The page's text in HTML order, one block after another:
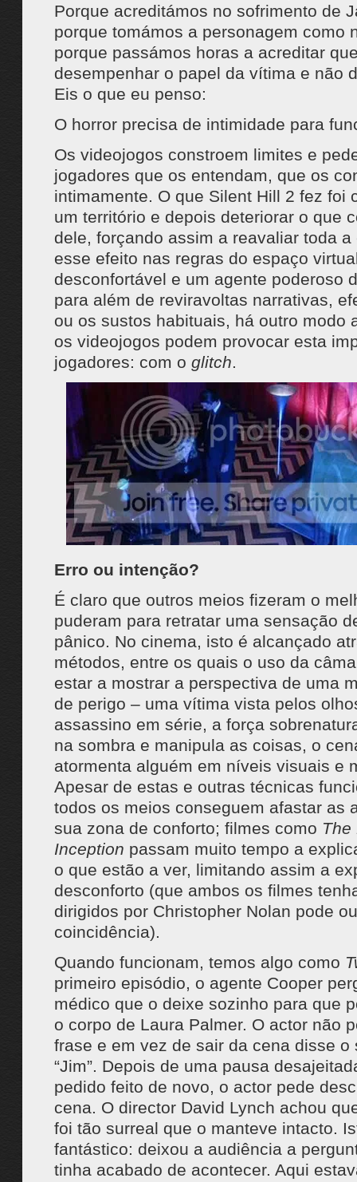
Porque acreditámos no sofrimento de
porque tomámos a personagem como
porque passámos horas a acreditar
desempenhar o papel da vítima e não
Eis o que eu penso:
O horror precisa de intimidade para
Os videojogos constroem limites e
jogadores que os entendam, que os
intimamente. O que Silent Hill 2 fez foi
um território e depois deteriorar o que
dele, forçando assim a reavaliar toda
esse efeito nas regras do espaço
desconfortável e um agente poderoso
para além de reviravoltas narrativas,
ou os sustos habituais, há outro modo
os videojogos podem provocar esta
jogadores: com o glitch.
Erro ou intenção?
É claro que outros meios fizeram o
puderam para retratar uma sensação
pânico. No cinema, isto é alcançado
métodos, entre os quais o uso da
estar a mostrar a perspectiva de uma
de perigo – uma vítima vista pelos
assassino em série, a força
na sombra e manipula as coisas, o
atormenta alguém em níveis visuais e
Apesar de estas e outras técnicas
todos os meios conseguem afastar as
sua zona de conforto; filmes como The
Inception passam muito tempo a
o que estão a ver, limitando assim a
desconforto (que ambos os filmes
dirigidos por Christopher Nolan pode
coincidência).
Quando funcionam, temos algo como
primeiro episódio, o agente Cooper
médico que o deixe sozinho para que
o corpo de Laura Palmer. O actor não
frase e em vez de sair da cena disse o
“Jim”. Depois de uma pausa
pedido feito de novo, o actor pede
cena. O director David Lynch achou
foi tão surreal que o manteve intacto.
fantástico: deixou a audiência a
tinha acabado de acontecer. Aqui